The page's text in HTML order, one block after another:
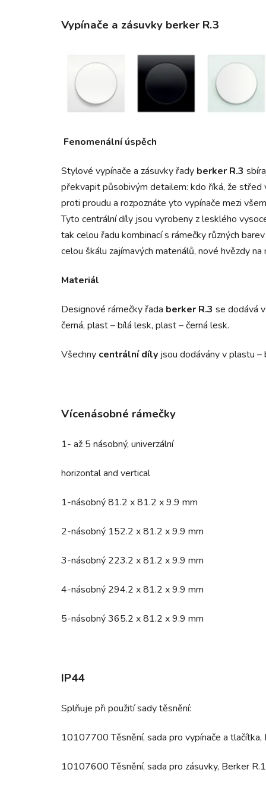
Vypínače a zásuvky berker R.3
Fenomenální úspěch
Stylové vypínače a zásuvky řady berker R.3
překvapit působivým detailem: kdo říká, že
proti proudu a rozpoznáte yto vypínače mezi
Tyto centrální díly jsou vyrobeny z lesklého
tak celou řadu kombinací s rámečky různých
celou škálu zajímavých materiálů, nové hvězdy
Materiál
Designové rámečky řada berker R.3 se dodává
černá, plast – bílá lesk, plast – černá lesk.
Všechny centrální díly jsou dodávány v plastu –
Vícenásobné rámečky
1- až 5 násobný, univerzální
horizontal and vertical
1-násobný 81.2 x 81.2 x 9.9 mm
2-násobný 152.2 x 81.2 x 9.9 mm
3-násobný 223.2 x 81.2 x 9.9 mm
4-násobný 294.2 x 81.2 x 9.9 mm
5-násobný 365.2 x 81.2 x 9.9 mm
IP44
Splňuje při použití sady těsnění:
10107700 Těsnění, sada pro vypínače a
10107600 Těsnění, sada pro zásuvky, Berker